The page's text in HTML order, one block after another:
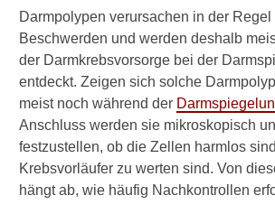
Darmpolypen verursachen in der Regel
Beschwerden und werden deshalb
der Darmkrebsvorsorge bei der
entdeckt. Zeigen sich solche
meist noch während der
Anschluss werden sie mikroskopisch
festzustellen, ob die Zellen harmlos
Krebsvorläufer zu werten sind. Von
hängt ab, wie häufig Nachkontrollen
p
o
l
y
n
D
a
r